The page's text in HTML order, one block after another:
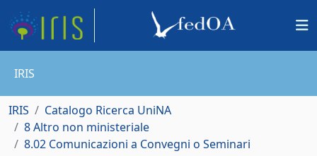
IRIS
IRIS
Catalogo Ricerca UniNA
8 Altro non ministeriale
8.02 Comunicazioni a Convegni o Seminari